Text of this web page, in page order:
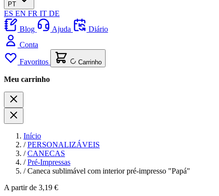
PT
ES EN FR IT DE
Blog
Ajuda
Diário
Conta
Favoritos Carrinho
Meu carrinho
Início
/ PERSONALIZÁVEIS
/ CANECAS
/ Pré-Impressas
/ Caneca sublimável com interior pré-impresso "Papá"
A partir de 3,19 €